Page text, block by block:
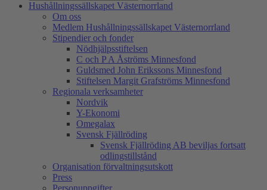
Hushållningssällskapet Västernorrland
Om oss
Medlem Hushållningssällskapet Västernorrland
Stipendier och fonder
Nödhjälpsstiftelsen
C och P A Åströms Minnesfond
Guldsmed John Erikssons Minnesfond
Stiftelsen Margit Grafströms Minnesfond
Regionala verksamheter
Nordvik
Y-Ekonomi
Omegalax
Svensk Fjällröding
Svensk Fjällröding AB beviljas fortsatt
odlingstillstånd
Organisation förvaltningsutskott
Press
Personuppgifter